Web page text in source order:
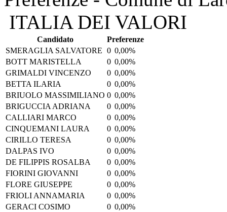
ITALIA DEI VALORI
Candidato
Preferenze
SMERAGLIA SALVATORE 0 0,00%
BOTT MARISTELLA
0 0,00%
GRIMALDI VINCENZO
0 0,00%
BETTA ILARIA
0 0,00%
BRIUOLO MASSIMILIANO 0 0,00%
BRIGUCCIA ADRIANA
0 0,00%
CALLIARI MARCO
0 0,00%
CINQUEMANI LAURA
0 0,00%
CIRILLO TERESA
0 0,00%
DALPAS IVO
0 0,00%
DE FILIPPIS ROSALBA
0 0,00%
FIORINI GIOVANNI
0 0,00%
FLORE GIUSEPPE
0 0,00%
FRIOLI ANNAMARIA
0 0,00%
GERACI COSIMO
0 0,00%